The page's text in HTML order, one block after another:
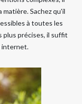
Sachez qu'il
à toutes les
plus précises, il suffit
internet.